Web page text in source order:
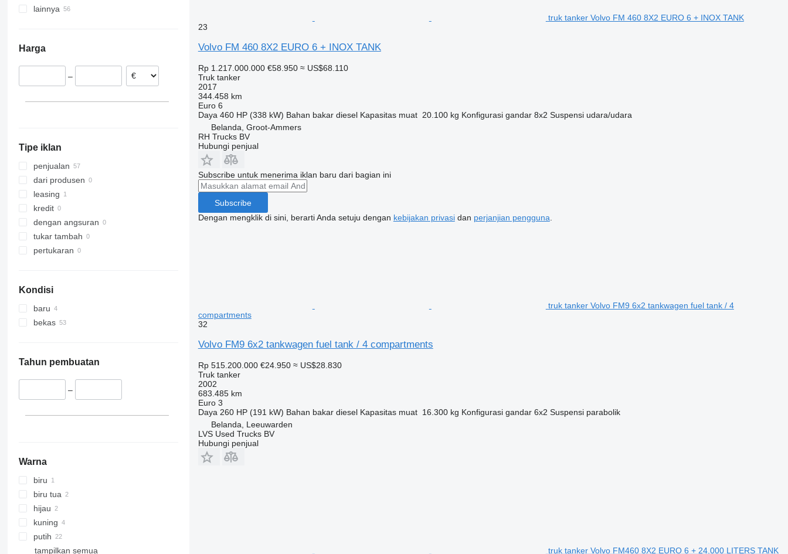
FM12 380
FM13
FM 400
FM 420
FM 500
lainnya
Polandia
Lithuania
Harga
–
Tipe iklan
penjualan
dari produsen
leasing
kredit
dengan angsuran
tukar tambah
pertukaran
Kondisi
baru
bekas
Tahun pembuatan
–
Warna
biru
biru tua
hijau
kuning
putih
tampilkan semua
truk tanker Volvo FM 460 8X2 EURO 6 + INOX TANK
23
Volvo FM 460 8X2 EURO 6 + INOX TANK
Rp 1.217.000.000 €58.950 ≈ US$68.110
Truk tanker
2017
344.458 km
Euro 6
Daya 460 HP (338 kW) Bahan bakar diesel Kapasitas muat 20.100 kg Konfigurasi gandar 8x2 Suspensi udara/udara
Belanda, Groot-Ammers
RH Trucks BV
Hubungi penjual
Subscribe untuk menerima iklan baru dari bagian ini
Subscribe
Dengan mengklik di sini, berarti Anda setuju dengan kebijakan privasidan perjanjian pengguna
truk tanker Volvo FM9 6x2 tankwagen fuel tank / 4
compartments
32
Volvo FM9 6x2 tankwagen fuel tank / 4 compartments
Rp 515.200.000 €24.950 ≈ US$28.830
Truk tanker
2002
683.485 km
Euro 3
Daya 260 HP (191 kW) Bahan bakar diesel Kapasitas muat 16.300 kg Konfigurasi gandar 6x2 Suspensi parabolik
Belanda, Leeuwarden
LVS Used Trucks BV
Hubungi penjual
truk tanker Volvo FM460 8X2 EURO 6 + 24.000 LITERS TANK